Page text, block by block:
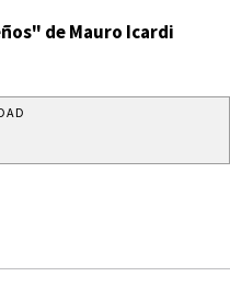
de Mauro Icardi